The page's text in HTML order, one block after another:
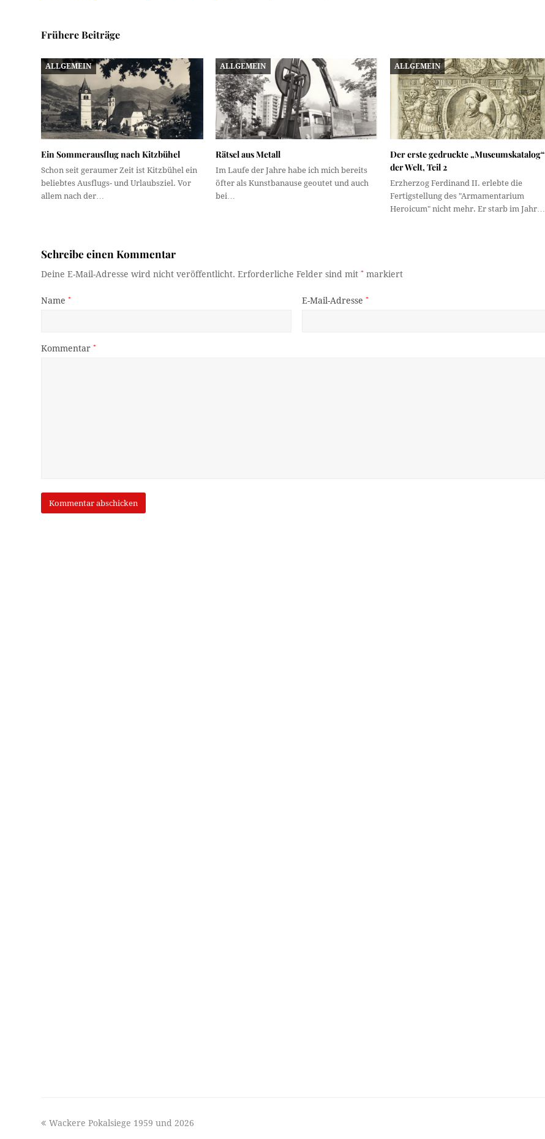
Frühere Beiträge
ALLGEMEIN
Ein Sommerausflug nach Kitzbühel
Schon seit geraumer Zeit ist Kitzbühel ein
beliebtes Ausflugs- und Urlaubsziel. Vor
allem nach der…
ALLGEMEIN
Rätsel aus Metall
Im Laufe der Jahre habe ich mich bereits
öfter als Kunstbanause geoutet und auch
bei…
ALLGEMEIN
Der erste gedruckte „Museumskatalog“
der Welt, Teil 2
Erzherzog Ferdinand II. erlebte die
Fertigstellung des "Armamentarium
Heroicum" nicht mehr. Er starb im Jahr…
Schreibe einen Kommentar
Deine E-Mail-Adresse wird nicht veröffentlicht. Erforderliche Felder sind mit* markiert
Name* E-Mail-Adresse *
Kommentar*
previous
Wackere Pokalsiege 1959 und 2026